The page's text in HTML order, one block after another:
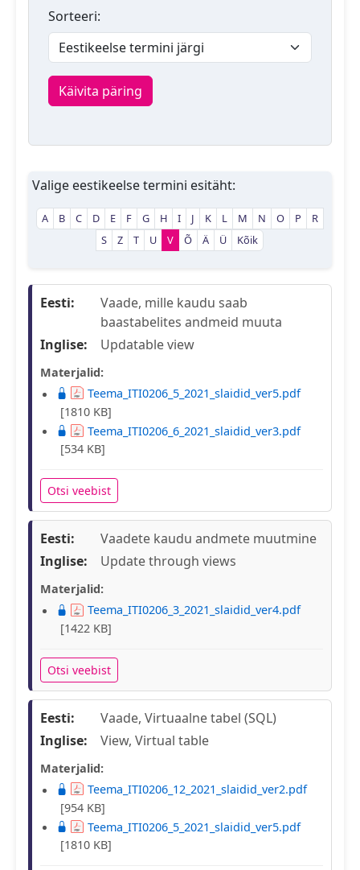
Sorteeri:
Käivita päring
Valige eestikeelse termini esitäht:
A B C D E F G H I J K L M N O P
R
S
Z T U V Õ Ä Ü Kõik
Eesti:
Vaade, mille kaudu saab
baastabelites andmeid muuta
Inglise:
Updatable view
Materjalid:
Teema_ITI0206_5_2021_slaidid_ver5.pdf
[1810 KB]
Teema_ITI0206_6_2021_slaidid_ver3.pdf
[534 KB]
Otsi veebist
Eesti:
Vaadete kaudu andmete muutmine
Inglise:
Update through views
Materjalid:
Teema_ITI0206_3_2021_slaidid_ver4.pdf
[1422 KB]
Otsi veebist
Eesti:
Vaade, Virtuaalne tabel (SQL)
Inglise:
View, Virtual table
Materjalid:
Teema_ITI0206_12_2021_slaidid_ver2.pdf
[954 KB]
Teema_ITI0206_5_2021_slaidid_ver5.pdf
[1810 KB]